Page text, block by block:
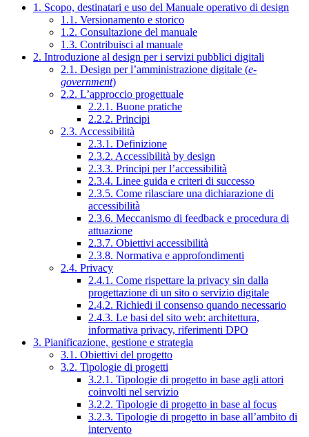
1. Scopo, destinatari e uso del Manuale operativo di design
1.1. Versionamento e storico
1.2. Consultazione del manuale
1.3. Contribuisci al manuale
2. Introduzione al design per i servizi pubblici digitali
2.1. Design per l’amministrazione digitale (e-
government)
2.2. L’approccio progettuale
2.2.1. Buone pratiche
2.2.2. Principi
2.3. Accessibilità
2.3.1. Definizione
2.3.2. Accessibilità by design
2.3.3. Principi per l’accessibilità
2.3.4. Linee guida e criteri di successo
2.3.5. Come rilasciare una dichiarazione di
accessibilità
2.3.6. Meccanismo di feedback e procedura di
attuazione
2.3.7. Obiettivi accessibilità
2.3.8. Normativa e approfondimenti
2.4. Privacy
2.4.1. Come rispettare la privacy sin dalla
progettazione di un sito o servizio digitale
2.4.2. Richiedi il consenso quando necessario
2.4.3. Le basi del sito web: architettura,
informativa privacy, riferimenti DPO
3. Pianificazione, gestione e strategia
3.1. Obiettivi del progetto
3.2. Tipologie di progetti
3.2.1. Tipologie di progetto in base agli attori
coinvolti nel servizio
3.2.2. Tipologie di progetto in base al focus
3.2.3. Tipologie di progetto in base all’ambito di
intervento